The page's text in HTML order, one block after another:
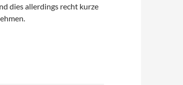
dies allerdings recht kurze